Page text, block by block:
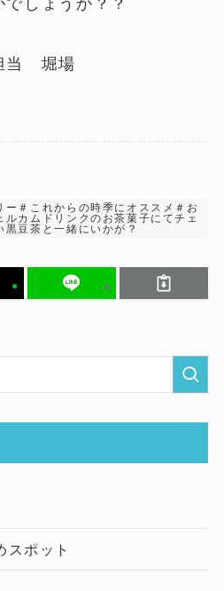
当 堀場
ー＃これからの時季にオススメ＃お
カムドリンクのお茶菓子にてチェ
豆茶と一緒にいかが？
スポット